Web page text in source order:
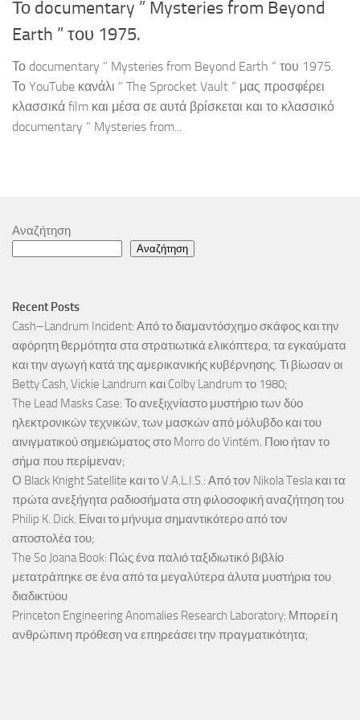
Το documentary ” Mysteries from Beyond
Earth ” του 1975.
Το documentary ” Mysteries from Beyond Earth ” του 1975.
Το YouTube κανάλι ” The Sprocket Vault ” μας προσφέρει
κλασσικά film και μέσα σε αυτά βρίσκεται και το κλασσικό
documentary ” Mysteries from...
Αναζήτηση
Αναζήτηση
Recent Posts
Cash–Landrum Incident: Από το διαμαντόσχημο σκάφος και την
αφόρητη θερμότητα στα στρατιωτικά ελικόπτερα, τα εγκαύματα
και την αγωγή κατά της αμερικανικής κυβέρνησης. Τι βίωσαν οι
Betty Cash, Vickie Landrum και Colby Landrum το 1980;
The Lead Masks Case: Το ανεξιχνίαστο μυστήριο των δύο
ηλεκτρονικών τεχνικών, των μασκών από μόλυβδο και του
αινιγματικού σημειώματος στο Morro do Vintém. Ποιο ήταν το
σήμα που περίμεναν;
Ο Black Knight Satellite και το V.A.L.I.S.: Από τον Nikola Tesla και τα
πρώτα ανεξήγητα ραδιοσήματα στη φιλοσοφική αναζήτηση του
Philip K. Dick. Είναι το μήνυμα σημαντικότερο από τον
αποστολέα του;
The So Joana Book: Πώς ένα παλιό ταξιδιωτικό βιβλίο
μετατράπηκε σε ένα από τα μεγαλύτερα άλυτα μυστήρια του
διαδικτύου
Princeton Engineering Anomalies Research Laboratory: Μπορεί η
ανθρώπινη πρόθεση να επηρεάσει την πραγματικότητα;